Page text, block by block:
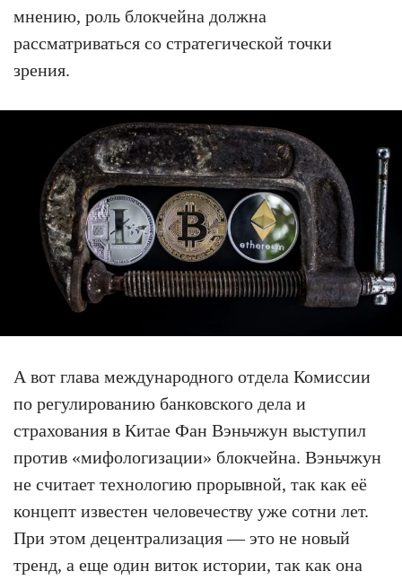
мнению, роль блокчейна должна
рассматриваться со стратегической точки
зрения.
А вот глава международного отдела Комиссии
по регулированию банковского дела и
страхования в Китае Фан Вэньчжун выступил
против «мифологизации» блокчейна. Вэньчжун
не считает технологию прорывной, так как её
концепт известен человечеству уже сотни лет.
При этом децентрализация — это не новый
тренд, а еще один виток истории, так как она